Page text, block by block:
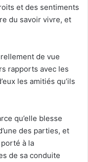
et des sentiments
du savoir vivre, et
de vue
rapports avec les
les amitiés qu’ils
qu’elle blesse
des parties, et
à la
de sa conduite